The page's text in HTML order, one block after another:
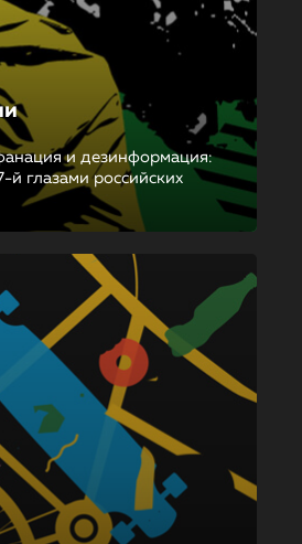
и дезинформация:
глазами российских